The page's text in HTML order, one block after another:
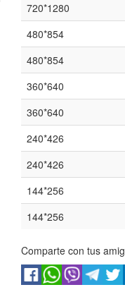
720*1280
480*854
480*854
360*640
360*640
240*426
240*426
144*256
144*256
Comparte con tus